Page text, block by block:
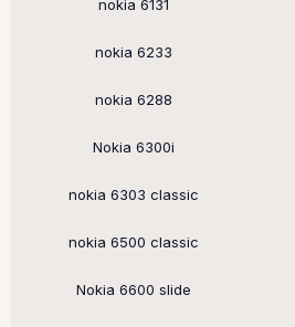
nokia 6131
nokia 6233
nokia 6288
Nokia 6300i
nokia 6303 classic
nokia 6500 classic
Nokia 6600 slide